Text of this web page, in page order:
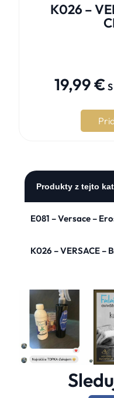
Produkty z tejto
E081 – Versace –
K026 – VERSACE –
K026 –
19,99€